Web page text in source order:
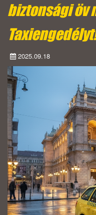
biztonsági öv
2025.09.18